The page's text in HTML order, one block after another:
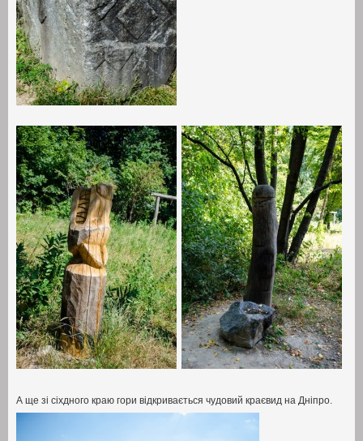
А ще зі сіхдного краю гори відкривається чудовий краєвид на Дніпро.